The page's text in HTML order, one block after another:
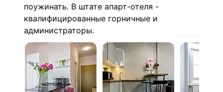
поужинать. В штате апарт-отеля -
квалифицированные горничные и
администраторы.